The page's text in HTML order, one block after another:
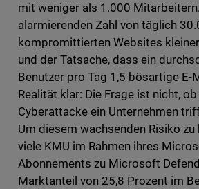
mit weniger als 1.000
alarmierenden Zahl von täglich
kompromittierten Websites
und der Tatsache, dass ein
Benutzer pro Tag 1,5 bösartige E-
Realität klar: Die Frage ist nicht,
Cyberattacke ein Unternehmen
Um diesem wachsenden Risiko
viele KMU im Rahmen ihres
Abonnements zu Microsoft
Marktanteil von 25,8 Prozent im